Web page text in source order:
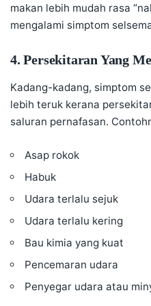
makan lebih mudah rasa
mengalami simptom
4. Persekitaran Yang
Kadang-kadang, simptom
lebih teruk kerana
saluran pernafasan.
Asap rokok
Habuk
Udara terlalu sejuk
Udara terlalu kering
Bau kimia yang kuat
Pencemaran udara
Penyegar udara atau